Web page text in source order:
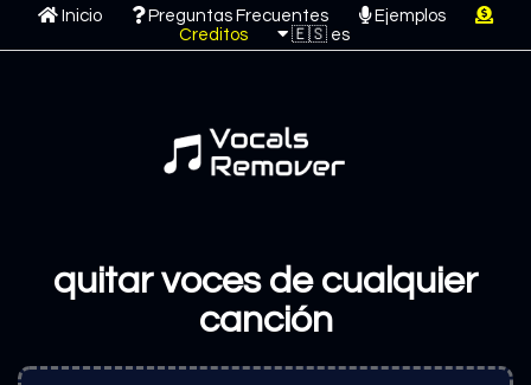
Inicio Preguntas Frecuentes
Ejemplos
Creditos
quitar voces de cualquier
canción